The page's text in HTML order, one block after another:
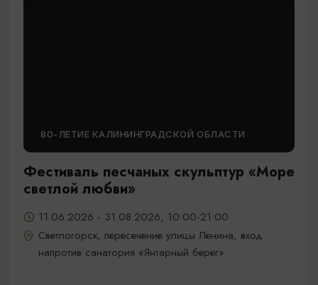
80-ЛЕТИЕ КАЛИНИНГРАДСКОЙ ОБЛАСТИ
Фестиваль песчаных скульптур «Море
светлой любви»
11.06.2026 - 31.08.2026, 10:00-21:00
Светлогорск, пересечение улицы Ленина, вход
напротив санатория «Янтарный берег»